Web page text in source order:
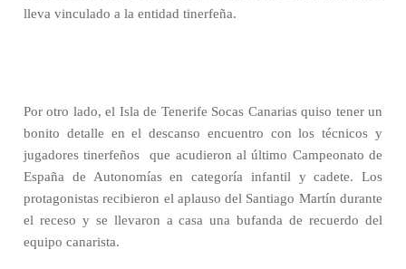
lleva vinculado a la entidad tinerfeña.
Por otro lado, el Isla de Tenerife Socas Canarias quiso tener un
bonito detalle en el descanso encuentro con los técnicos y
jugadores tinerfeños
que acudieron al último Campeonato de
España de Autonomías en categoría infantil y cadete. Los
protagonistas recibieron el aplauso del Santiago Martín durante
el receso y se llevaron a casa una bufanda de recuerdo del
equipo canarista.